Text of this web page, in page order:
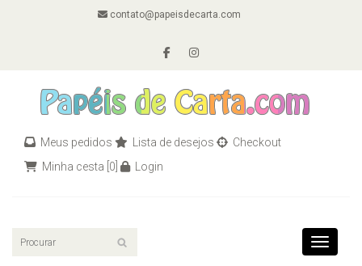
contato@papeisdecarta.com
Meus pedidos Lista de desejos
Checkout
Minha cesta [0] Login
Toggle